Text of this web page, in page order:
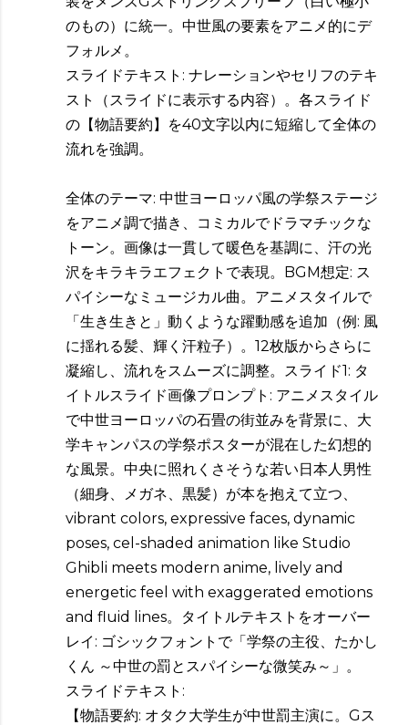
のもの）に統一。中世風の要素をアニメ的にデ
フォルメ。
スライドテキスト: ナレーションやセリフのテキ
スト（スライドに表示する内容）。各スライド
の【物語要約】を40文字以内に短縮して全体の
流れを強調。
全体のテーマ: 中世ヨーロッパ風の学祭ステージ
をアニメ調で描き、コミカルでドラマチックな
トーン。画像は一貫して暖色を基調に、汗の光
沢をキラキラエフェクトで表現。BGM想定: ス
パイシーなミュージカル曲。アニメスタイルで
「生き生きと」動くような躍動感を追加（例: 風
に揺れる髪、輝く汗粒子）。12枚版からさらに
凝縮し、流れをスムーズに調整。スライド1: タ
イトルスライド画像プロンプト: アニメスタイル
で中世ヨーロッパの石畳の街並みを背景に、大
学キャンパスの学祭ポスターが混在した幻想的
な風景。中央に照れくさそうな若い日本人男性
（細身、メガネ、黒髪）が本を抱えて立つ、
vibrant colors, expressive faces, dynamic
poses, cel-shaded animation like Studio
Ghibli meets modern anime, lively and
energetic feel with exaggerated emotions
and fluid lines。タイトルテキストをオーバー
レイ: ゴシックフォントで「学祭の主役、たかし
くん ～中世の罰とスパイシーな微笑み～」。
スライドテキスト:
【物語要約: オタク大学生が中世罰主演に。Gス